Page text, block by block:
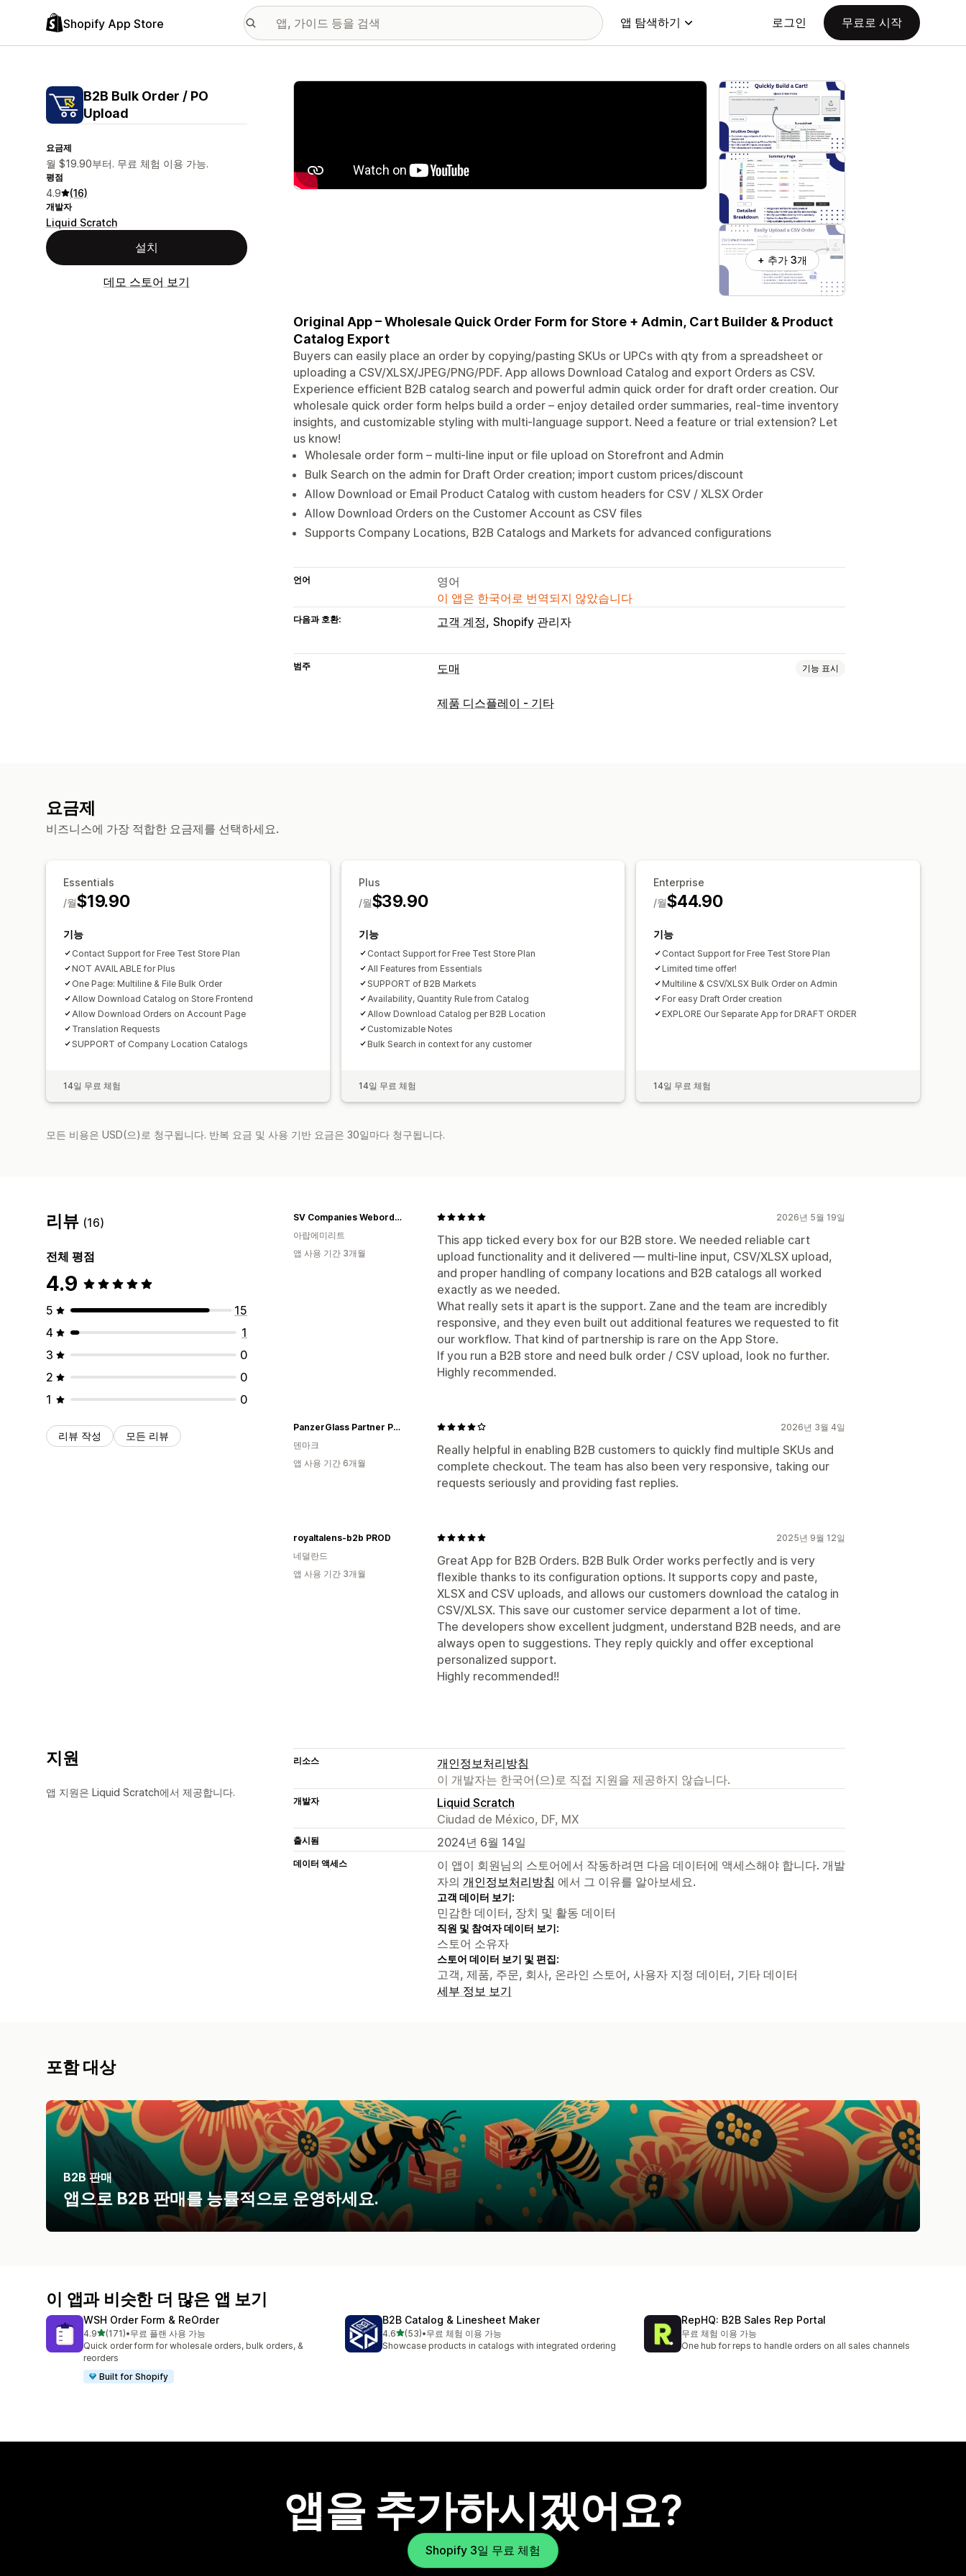
Shopify App Store 앱 탐색하기 로그인 무료로 시작
B2B Bulk Order / PO
Upload
요금제
월 $19.90부터. 무료 체험 이용 가능.
평점
4.9 (16)
개발자
Liquid Scratch
설치
데모 스토어 보기
추천 이미지 갤러리
+ 추가 3개
Original App – Wholesale Quick Order Form for Store + Admin, Cart Builder & Product
Catalog Export
Buyers can easily place an order by copying/pasting SKUs or UPCs with qty from a spreadsheet or
uploading a CSV/XLSX/JPEG/PNG/PDF. App allows Download Catalog and export Orders as CSV.
Experience efficient B2B catalog search and powerful admin quick order for draft order creation. Our
wholesale quick order form helps build a order – enjoy detailed order summaries, real-time inventory
insights, and customizable styling with multi-language support. Need a feature or trial extension? Let
us know!
Wholesale order form – multi-line input or file upload on Storefront and Admin
Bulk Search on the admin for Draft Order creation; import custom prices/discount
Allow Download or Email Product Catalog with custom headers for CSV / XLSX Order
Allow Download Orders on the Customer Account as CSV files
Supports Company Locations, B2B Catalogs and Markets for advanced configurations
언어
영어
이 앱은 한국어로 번역되지 않았습니다
다음과 호환: 고객 계정 Shopify 관리자
범주 도매 기능 표시
주문 관리
제품 디스플레이 - 기타
요금제
비즈니스에 가장 적합한 요금제를 선택하세요.
Essentials
$19.90
/월
기능
Contact Support for Free Test Store Plan
NOT AVAILABLE for Plus
One Page: Multiline & File Bulk Order
Allow Download Catalog on Store Frontend
Allow Download Orders on Account Page
Translation Requests
SUPPORT of Company Location Catalogs
14일 무료 체험
Plus
$39.90
/월
기능
Contact Support for Free Test Store Plan
All Features from Essentials
SUPPORT of B2B Markets
Availability, Quantity Rule from Catalog
Allow Download Catalog per B2B Location
Customizable Notes
Bulk Search in context for any customer
14일 무료 체험
Enterprise
$44.90
/월
기능
Contact Support for Free Test Store Plan
Limited time offer!
Multiline & CSV/XLSX Bulk Order on Admin
For easy Draft Order creation
EXPLORE Our Separate App for DRAFT ORDER
14일 무료 체험
모든 비용은 USD(으)로 청구됩니다. 반복 요금 및 사용 기반 요금은 30일마다 청구됩니다.
리뷰 (16)
전체 평점
4.9
5
15
4
1
3
0
2
0
1
0
리뷰 작성 모든 리뷰
2026년 5월 19일
This app ticked every box for our B2B store. We needed reliable cart
upload functionality and it delivered — multi-line input, CSV/XLSX upload,
and proper handling of company locations and B2B catalogs all worked
exactly as we needed.
What really sets it apart is the support. Zane and the team are incredibly
responsive, and they even built out additional features we requested to fit
our workflow. That kind of partnership is rare on the App Store.
If you run a B2B store and need bulk order / CSV upload, look no further.
Highly recommended.
SV Companies Weborder UAE
아랍에미리트
앱 사용 기간 3개월
2026년 3월 4일
Really helpful in enabling B2B customers to quickly find multiple SKUs and
complete checkout. The team has also been very responsive, taking our
requests seriously and providing fast replies.
PanzerGlass Partner Portal
덴마크
앱 사용 기간 6개월
2025년 9월 12일
Great App for B2B Orders. B2B Bulk Order works perfectly and is very
flexible thanks to its configuration options. It supports copy and paste,
XLSX and CSV uploads, and allows our customers download the catalog in
CSV/XLSX. This save our customer service deparment a lot of time.
The developers show excellent judgment, understand B2B needs, and are
always open to suggestions. They reply quickly and offer exceptional
personalized support.
Highly recommended!!
royaltalens-b2b PROD
네덜란드
앱 사용 기간 3개월
지원
앱 지원은 Liquid Scratch에서 제공합니다.
리소스
개인정보처리방침
이 개발자는 한국어(으)로 직접 지원을 제공하지 않습니다.
개발자
Liquid Scratch
Ciudad de México, DF, MX
출시됨 2024년 6월 14일
데이터 액세스
이 앱이 회원님의 스토어에서 작동하려면 다음 데이터에 액세스해야 합니다. 개발
자의 개인정보처리방침 에서 그 이유를 알아보세요.
고객 데이터 보기:
민감한 데이터, 장치 및 활동 데이터
직원 및 참여자 데이터 보기:
스토어 소유자
스토어 데이터 보기 및 편집:
고객, 제품, 주문, 회사, 온라인 스토어, 사용자 지정 데이터, 기타 데이터
세부 정보 보기
포함 대상
B2B 판매
앱으로 B2B 판매를 능률적으로 운영하세요.
이 앱과 비슷한 더 많은 앱 보기
WSH Order Form & ReOrder
4.9별 5개 중
(171)
총 리뷰 171개
•무료 플랜 사용 가능
Quick order form for wholesale orders, bulk orders, &
reorders
Built for Shopify
B2B Catalog & Linesheet Maker
4.6별 5개 중
(53)
총 리뷰 53개
•무료 체험 이용 가능
Showcase products in catalogs with integrated ordering
RepHQ: B2B Sales Rep Portal
무료 체험 이용 가능
One hub for reps to handle orders on all sales channels
앱을 추가하시겠어요?
Shopify 3일 무료 체험